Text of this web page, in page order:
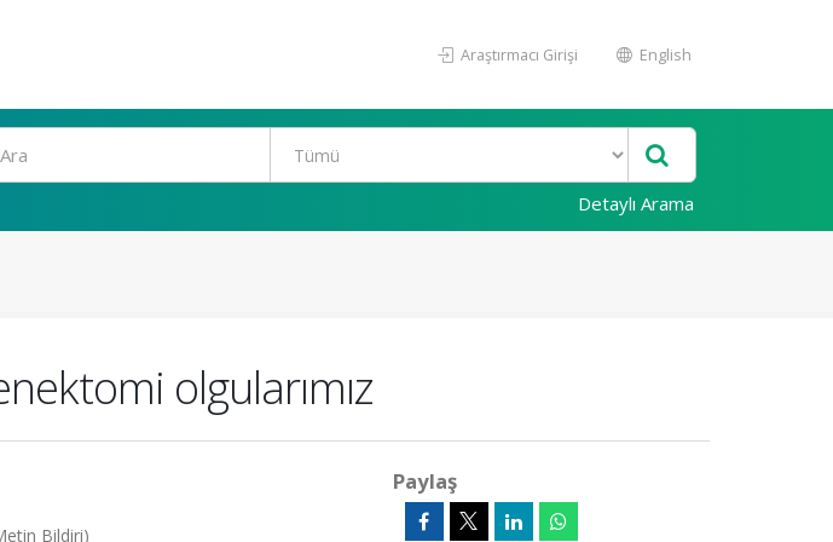
Araştırmacı Girişi English
Detaylı Arama
olgularımız
Bildiri)
Paylaş